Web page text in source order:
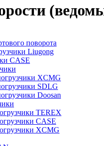
поворота
Liugong
CASE
XCMG
SDLG
Doosan
TEREX
CASE
XCMG